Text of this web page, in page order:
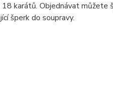
karátů. Objednávat můžete
šperk do soupravy.